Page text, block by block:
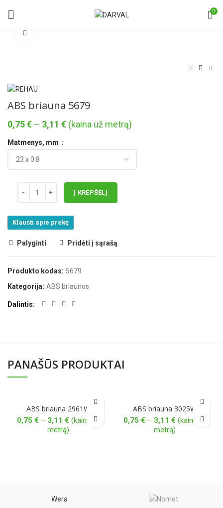
0
ABS briauna 5679
0,75€ – 3,11 €Price
(kaina už metrą)
Matmenys, mm
Į KREPŠELĮ
Klausti apie prekę
Palyginti Pridėti į sąrašą
Produkto kodas: 5679
Kategorija: ABS briaunos
Dalintis
PANAŠŪS PRODUKTAI
ABS briauna 2961W
0,75 € – 3,11 €Price
range:
(kaina už
metrą)
ABS briauna 3025W
0,75 € – 3,11 €Price
range:
(kaina už
metrą)
Wera